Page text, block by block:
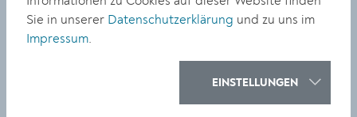
und 14:00 Uhr, Treffpunkt Welterbeplatz.
Wald der Stille – Busfahrt & Führungen, Abfahrt 10:00
und 14:00 Uhr, Treffpunkt Bestattung Wiener Straße
Anmeldung für beide Angebote: 02732/801-630 oder
Sie in unserer Datenschutzerklärung und zu uns im
Impressum.
EINSTELLUNGEN